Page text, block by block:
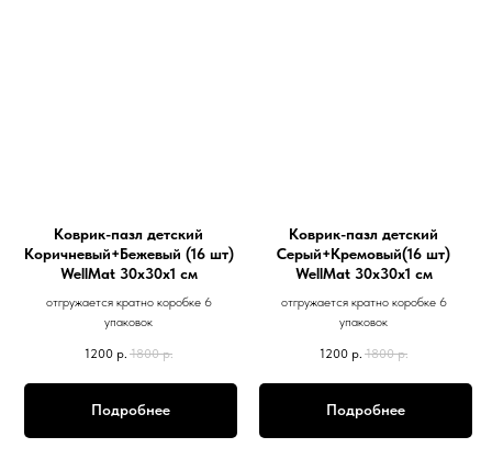
Коврик-пазл детский
Коричневый+Бежевый (16 шт)
WellMat 30х30х1 см
отгружается кратно коробке 6
упаковок
1200 р. 1800 р.
Подробнее
Коврик-пазл детский
Серый+Кремовый(16 шт)
WellMat 30х30х1 см
отгружается кратно коробке 6
упаковок
1200 р. 1800 р.
Подробнее